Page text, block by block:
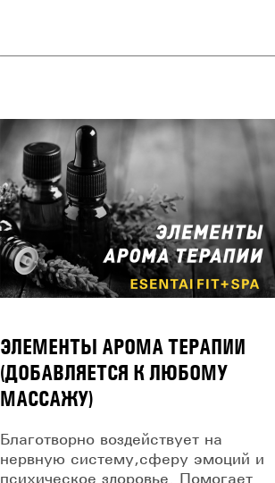
ЭЛЕМЕНТЫ АРОМА ТЕРАПИИ
(ДОБАВЛЯЕТСЯ К ЛЮБОМУ
МАССАЖУ)
Благотворно воздействует на
нервную систему,сферу эмоций и
психическое здоровье. Помогает